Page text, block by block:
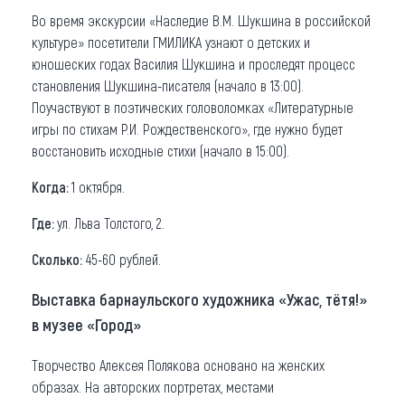
Во время экскурсии «Наследие В.М. Шукшина в российской
культуре» посетители ГМИЛИКА узнают о детских и
юношеских годах Василия Шукшина и проследят процесс
становления Шукшина-писателя (начало в 13:00).
Поучаствуют в поэтических головоломках «Литературные
игры по стихам Р.И. Рождественского», где нужно будет
восстановить исходные стихи (начало в 15:00).
Когда:1 октября.
Где:ул. Льва Толстого, 2.
Сколько: 45-60 рублей.
Выставка барнаульского художника «Ужас, тётя!»
в музее «Город»
Творчество Алексея Полякова основано на женских
образах. На авторских портретах, местами